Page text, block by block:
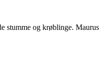
og krøblinge.